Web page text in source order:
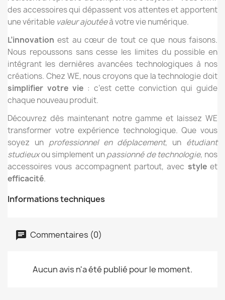
des accessoires qui dépassent vos attentes et apportent
une véritable valeur ajoutéeà votre vie numérique.
L’innovation est au cœur de tout ce que nous faisons.
Nous repoussons sans cesse les limites du possible en
intégrant les dernières avancées technologiques à nos
créations. Chez WE, nous croyons que la technologie doit
simplifier votre vie: c’est cette conviction qui guide
chaque nouveau produit.
Découvrez dès maintenant notre gamme et laissez WE
transformer votre expérience technologique. Que vous
soyez un professionnel en déplacement, un étudiant
studieuxou simplement unpassionné de technologie, nos
accessoires vous accompagnent partout, avec styleet
efficacité.
Informations techniques
Commentaires (0)
Aucun avis n'a été publié pour le moment.